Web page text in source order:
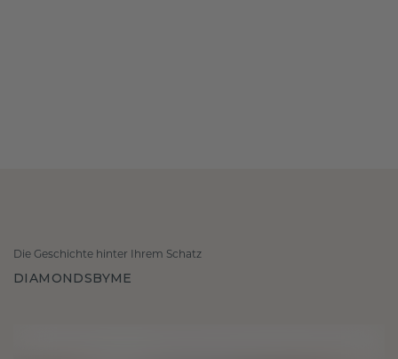
Die Geschichte hinter Ihrem Schatz
DIAMONDSBYME